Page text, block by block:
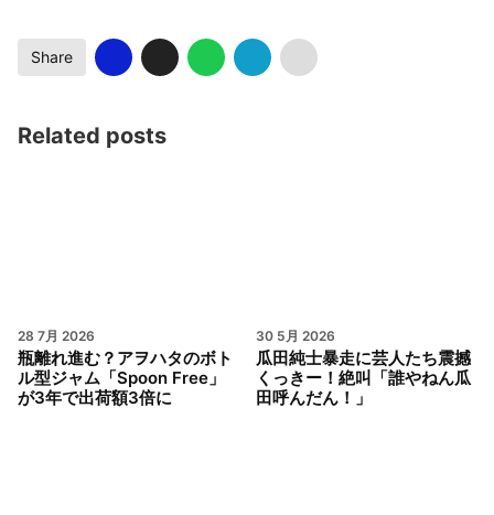
Share
Related posts
28 7月 2026
瓶離れ進む？アヲハタのボト
ル型ジャム「Spoon Free」
が3年で出荷額3倍に
30 5月 2026
瓜田純士暴走に芸人たち震撼
くっきー！絶叫「誰やねん瓜
田呼んだん！」